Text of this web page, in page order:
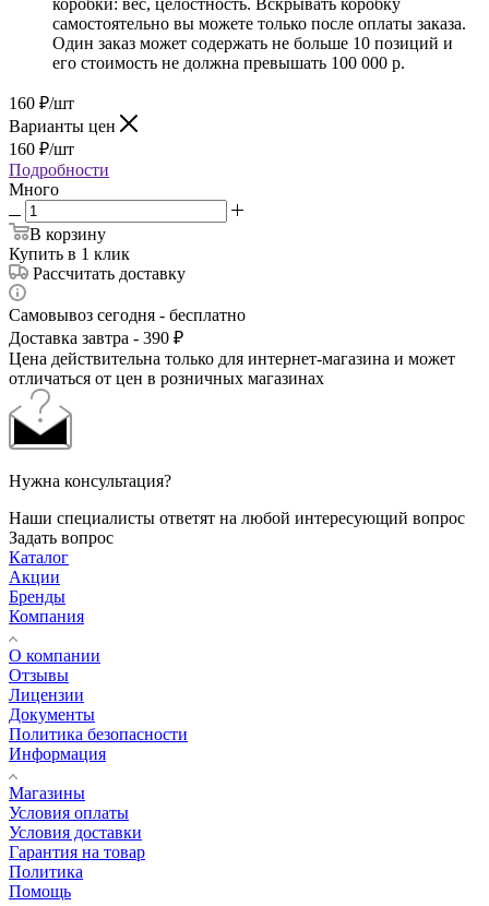
самостоятельно вы можете только после оплаты заказа.
Один заказ может содержать не больше 10 позиций и
его стоимость не должна превышать 100 000 р.
160 ₽/шт
Варианты цен
160 ₽/шт
Подробности
Много
В корзину
Купить в 1 клик
Рассчитать доставку
Самовывоз сегодня - бесплатно
Доставка завтра - 390 ₽
Цена действительна только для интернет-магазина и может
отличаться от цен в розничных магазинах
Нужна консультация?
Наши специалисты ответят на любой интересующий вопрос
Задать вопрос
Каталог
Акции
Бренды
Компания
О компании
Отзывы
Лицензии
Документы
Политика безопасности
Информация
Магазины
Условия оплаты
Условия доставки
Гарантия на товар
Политика
Помощь